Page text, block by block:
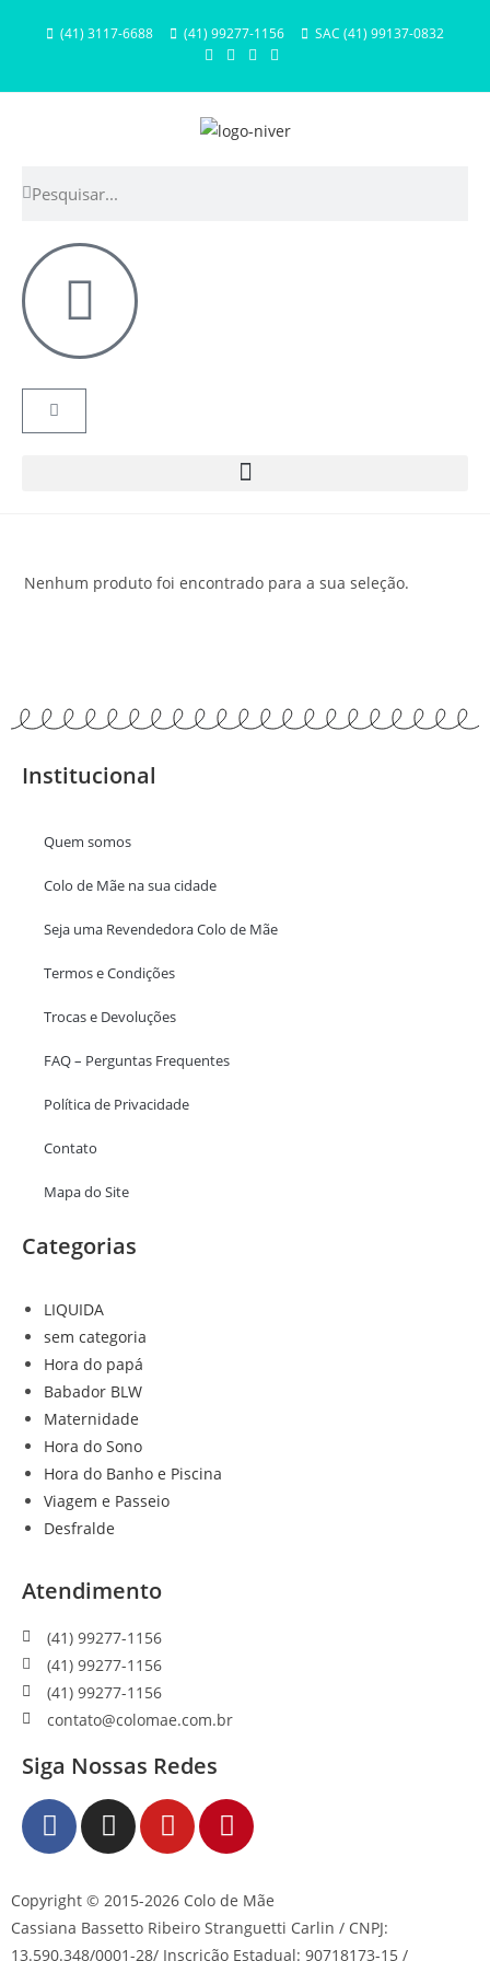
(41) 3117-6688 (41) 99277-1156 SAC (41) 99137-0832
Nenhum produto foi encontrado para a sua seleção.
Institucional
Quem somos
Colo de Mãe na sua cidade
Seja uma Revendedora Colo de Mãe
Termos e Condições
Trocas e Devoluções
FAQ – Perguntas Frequentes
Política de Privacidade
Contato
Mapa do Site
Categorias
LIQUIDA
sem categoria
Hora do papá
Babador BLW
Maternidade
Hora do Sono
Hora do Banho e Piscina
Viagem e Passeio
Desfralde
Atendimento
(41) 99277-1156
(41) 99277-1156
(41) 99277-1156
contato@colomae.com.br
Siga Nossas Redes
Copyright © 2015-2026 Colo de Mãe
Cassiana Bassetto Ribeiro Stranguetti Carlin / CNPJ:
13.590.348/0001-28/ Inscrição Estadual: 90718173-15 /